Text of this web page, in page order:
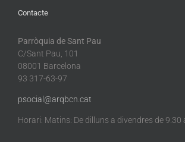
Contacte
Parròquia de Sant Pau
C/Sant Pau, 101
08001 Barcelona
93 317-63-97
psocial@arqbcn.cat
Horari: Matins: De dilluns a divendres de 9.30